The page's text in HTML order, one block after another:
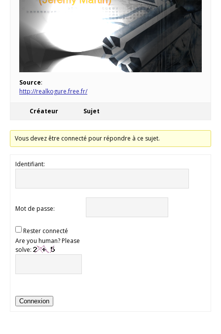
Source:
http://realkogure.free.fr/
Créateur Sujet
Vous devez être connecté pour répondre à ce sujet.
Identifiant:
Mot de passe:
Rester connecté
Are you human? Please
solve:
Connexion